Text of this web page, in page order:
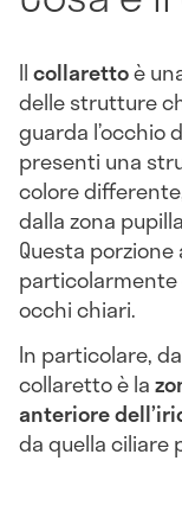
Ilcollarettoè
delle strutture
guarda l’occhio
presenti una
colore
dalla zona
Questa
particolarmente
occhi chiari.
In particolare,
collaretto è la
anteriore
da quella ciliare